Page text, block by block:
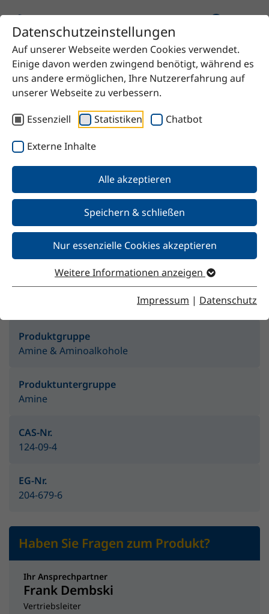
Datenschutzeinstellungen
Auf unserer Webseite werden Cookies verwendet.
Einige davon werden zwingend benötigt, während es
uns andere ermöglichen, Ihre Nutzererfahrung auf
unserer Webseite zu verbessern.
Essenziell
Statistiken Chatbot
Externe Inhalte
Alle akzeptieren
Speichern & schließen
Nur essenzielle Cookies akzeptieren
Weitere Informationen anzeigen
Impressum | Datenschutz
Startseite
Produkt
Hexamethylendiamin wasserfrei
Zurück
Hexamethylendiamin
wasserfrei
Merkmale
Produktgruppe
Amine & Aminoalkohole
Produktuntergruppe
Amine
CAS-Nr.
124-09-4
EG-Nr.
204-679-6
Haben Sie Fragen zum Produkt?
Ihr Ansprechpartner
Frank Dembski
Vertriebsleiter